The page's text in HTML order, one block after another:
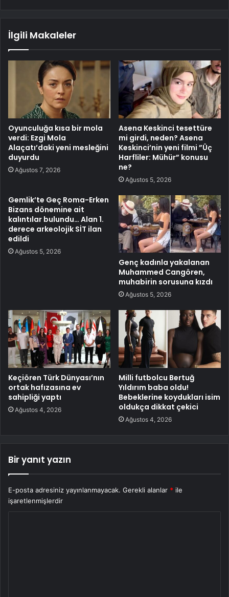
İlgili Makaleler
Oyunculuğa kısa bir mola
verdi: Ezgi Mola
Alaçatı’daki yeni mesleğini
duyurdu
Ağustos 7, 2026
Asena Keskinci tesettüre
mi girdi, neden? Asena
Keskinci’nin yeni filmi ”Üç
Harfliler: Mühür” konusu
ne?
Ağustos 5, 2026
Gemlik’te Geç Roma-Erken
Bizans dönemine ait
kalıntılar bulundu… Alan 1.
derece arkeolojik SİT ilan
edildi
Ağustos 5, 2026
Genç kadınla yakalanan
Muhammed Cangören,
muhabirin sorusuna kızdı
Ağustos 5, 2026
Keçiören Türk Dünyası’nın
ortak hafızasına ev
sahipliği yaptı
Ağustos 4, 2026
Milli futbolcu Bertuğ
Yıldırım baba oldu!
Bebeklerine koydukları isim
oldukça dikkat çekici
Ağustos 4, 2026
Bir yanıt yazın
E-posta adresiniz yayınlanmayacak. Gerekli alanlar * ile
işaretlenmişlerdir